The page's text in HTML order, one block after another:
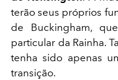
terão seus próprios
de Buckingham,
particular da Rainha.
tenha sido apenas
transição.